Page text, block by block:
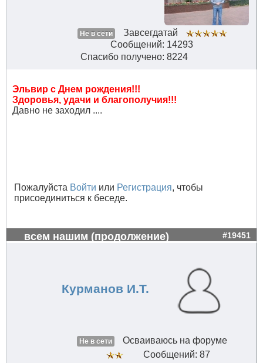
Не в сети
Завсегдатай
Сообщений: 14293
Спасибо получено: 8224
Эльвир с Днем рождения!!!
Здоровья, удачи и благополучия!!!
Давно не заходил ....
Пожалуйста Войти или Регистрация, чтобы
присоединиться к беседе.
всем нашим (продолжение) #19451
Курманов И.Т.
Не в сети
Осваиваюсь на форуме
Сообщений: 87